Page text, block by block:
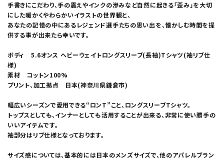
手書きにこだわり、手の震えやインクの滲みなど自然に起きる「歪み」を大切
にした暖かくやわらかいイラストの世界観と、
あなたの記憶の中にあるレジェンド選手たちの思い出を、懐かしむ時間を提
供する事が出来たら幸いです。
ボディ 5.6オンス ヘビーウェイトロングスリーブ(長袖)Tシャツ(袖リブ仕
様)
素材 コットン100%
プリント、加工拠点 日本(神奈川県鎌倉市)
幅広いシーズンで愛用できる“ロンT”こと、ロングスリーブTシャツ。
トップスとしても、インナーとしても活用することが出来る、非常に使い勝手の
いいアイテムです。
袖部分はリブ仕様となっております。
サイズ感については、基本的には日本のメンズサイズで、他のアパレルブラン